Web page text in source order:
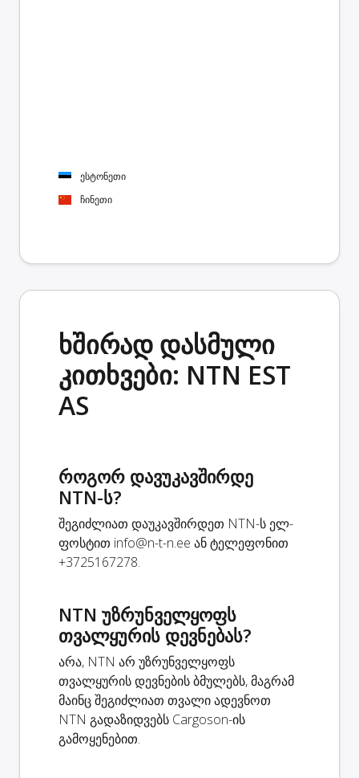
ესტონეთი
ჩინეთი
ხშირად დასმული
კითხვები: NTN EST
AS
როგორ დავუკავშირდე
NTN-ს?
შეგიძლიათ დაუკავშირდეთ NTN-ს ელ-
ფოსტით info@n-t-n.ee ან ტელეფონით
+3725167278.
NTN უზრუნველყოფს
თვალყურის დევნებას?
არა, NTN არ უზრუნველყოფს
თვალყურის დევნების ბმულებს, მაგრამ
მაინც შეგიძლიათ თვალი ადევნოთ
NTN გადაზიდვებს Cargoson-ის
გამოყენებით.